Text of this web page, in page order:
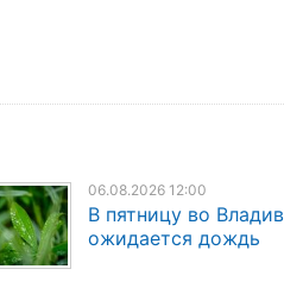
06.08.2026 12:00
В пятницу во
ожидается дождь